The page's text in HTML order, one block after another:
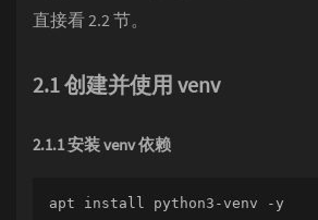
直接看 2.2 节。
2.1 创建并使用 venv
2.1.1 安装 venv 依赖
apt install python3-venv -y